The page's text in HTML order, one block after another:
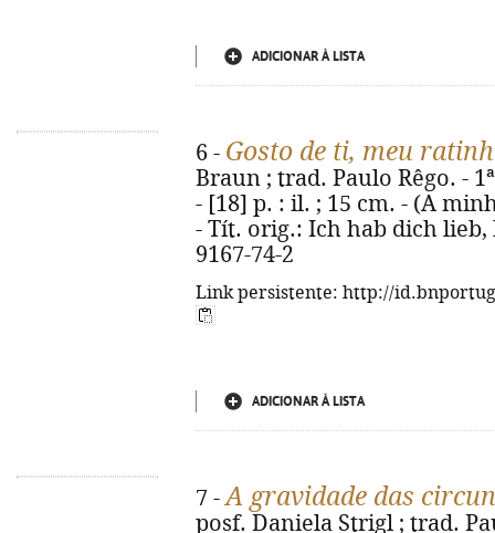
ADICIONAR À LISTA
6 - Gosto de ti, meu
Braun ; trad. Paulo Rêgo. -
- [18] p. : il. ; 15 cm. - (A
- Tít. orig.: Ich hab dich lieb,
9167-74-2
Link persistente: http://
ADICIONAR À LISTA
7 -A gravidade das
posf. Daniela Strigl ; trad.